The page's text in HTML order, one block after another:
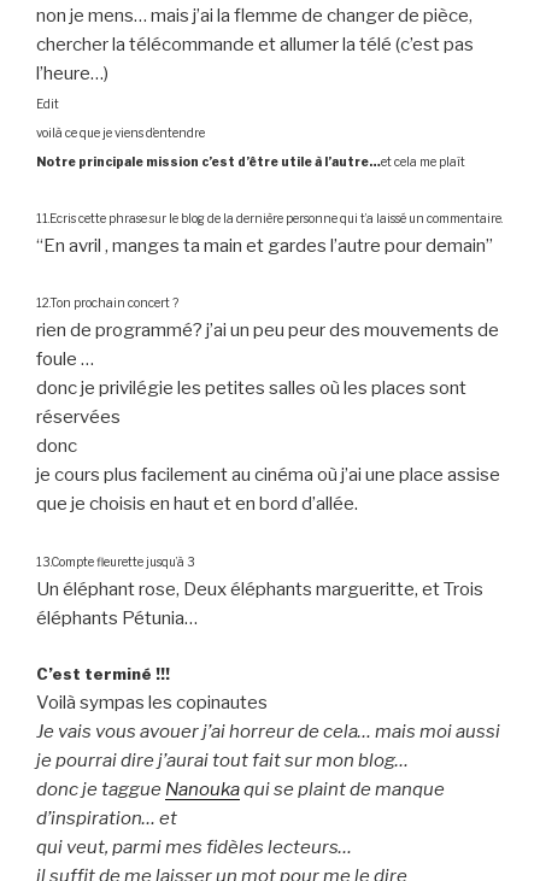
non je mens… mais j’ai la flemme de changer de pièce,
chercher la télécommande et allumer la télé (c’est pas
l’heure…)
Edit
voilà ce que je viens d’entendre
Notre principale mission c’est d’être utile à l’autre…et cela me plaît
11.Ecris cette phrase sur le blog de la dernière personne qui t’a laissé un commentaire.
“En avril , manges ta main et gardes l’autre pour demain”
12.Ton prochain concert ?
rien de programmé? j’ai un peu peur des mouvements de
foule …
donc je privilégie les petites salles où les places sont
réservées
donc
je cours plus facilement au cinéma où j’ai une place assise
que je choisis en haut et en bord d’allée.
13.Compte fleurette jusqu’à 3
Un éléphant rose, Deux éléphants margueritte, et Trois
éléphants Pétunia…
C’est terminé !!!
Voilà sympas les copinautes
Je vais vous avouer j’ai horreur de cela… mais moi aussi
je pourrai dire j’aurai tout fait sur mon blog…
donc je taggue Nanoukaqui se plaint de manque
d’inspiration… et
qui veut, parmi mes fidèles lecteurs…
il suffit de me laisser un mot pour me le dire